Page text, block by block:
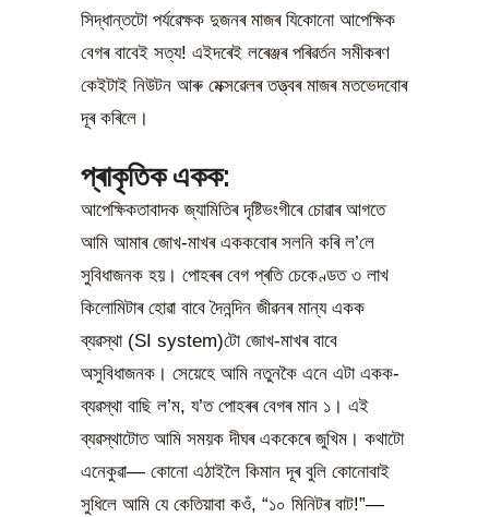
সিদ্ধান্তটো পৰ্যৱেক্ষক দুজনৰ মাজৰ যিকোনো আপেক্ষিক
বেগৰ বাবেই সত্য! এইদৰেই লৰেঞ্জৰ পৰিৱৰ্তন সমীকৰণ
কেইটাই নিউটন আৰু মেক্সৱেলৰ তত্ত্বৰ মাজৰ মতভেদবোৰ
দূৰ কৰিলে।
প্ৰাকৃতিক একক:
আপেক্ষিকতাবাদক জ্যামিতিৰ দৃষ্টিভংগীৰে চোৱাৰ আগতে
আমি আমাৰ জোখ-মাখৰ এককবোৰ সলনি কৰি ল’লে
সুবিধাজনক হয়। পোহৰৰ বেগ প্ৰতি চেকেণ্ডত ৩ লাখ
কিলোমিটাৰ হোৱা বাবে দৈনন্দিন জীৱনৰ মান্য একক
ব্যৱস্থা (SI system)টো জোখ-মাখৰ বাবে
অসুবিধাজনক। সেয়েহে আমি নতুনকৈ এনে এটা একক-
ব্যৱস্থা বাছি ল’ম, য’ত পোহৰৰ বেগৰ মান ১। এই
ব্যৱস্থাটোত আমি সময়ক দীঘৰ এককেৰে জুখিম। কথাটো
এনেকুৱা— কোনো এঠাইলৈ কিমান দূৰ বুলি কোনোবাই
সুধিলে আমি যে কেতিয়াবা কওঁ, “১০ মিনিটৰ বাট!”—